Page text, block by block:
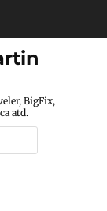
BigFix,
atd.